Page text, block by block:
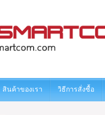
สินค้าของเรา วิธีการสั่งซื้อ